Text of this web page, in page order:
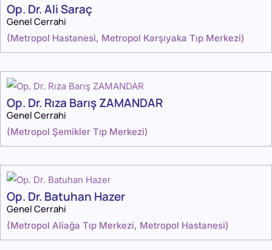
Op. Dr. Ali Saraç
Genel Cerrahi
(Metropol Hastanesi, Metropol Karşıyaka Tıp Merkezi)
Op. Dr. Rıza Barış ZAMANDAR
Genel Cerrahi
(Metropol Şemikler Tıp Merkezi)
Op. Dr. Batuhan Hazer
Genel Cerrahi
(Metropol Aliağa Tıp Merkezi, Metropol Hastanesi)